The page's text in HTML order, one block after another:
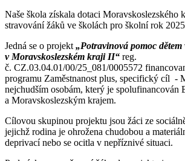
Naše škola získala dotaci Moravskoslezského
stravování žáků ve školách pro školní rok
Jedná se o projekt „Potravinová pomoc
v Moravskoslezském kraji II“ reg.
č. CZ.03.04.01/00/25_081/0005572
programu Zaměstnanost plus, specifický cíl -
nejchudším osobám, který je spolufinancován
a Moravskoslezským krajem.
Cílovou skupinou projektu jsou žáci ze
jejichž rodina je ohrožena chudobou a
deprivací nebo se ocitla v nepříznivé situaci.